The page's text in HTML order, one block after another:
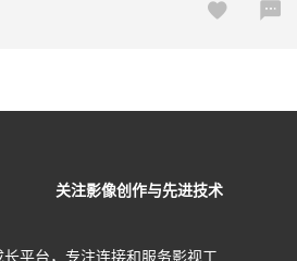
关注影像创作与先进技术
平台，专注连接和服务影视工